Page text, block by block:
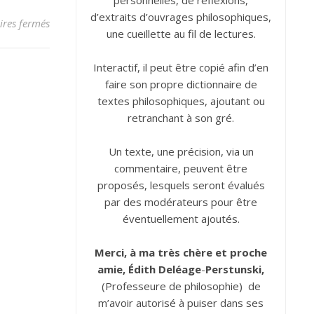
ferméssur Bonheurd’extraits d’ouvrages philosophiques,
une cueillette au fil de lectures.
Interactif, il peut être copié afin d’en
faire son propre dictionnaire de
textes philosophiques, ajoutant ou
retranchant à son gré.
Un texte, une précision, via un
commentaire, peuvent être
proposés, lesquels seront évalués
par des modérateurs pour être
éventuellement ajoutés.
Merci, à ma très chère et proche
amie, Édith Deléage-Perstunski,
(Professeure de philosophie) de
m’avoir autorisé à puiser dans ses